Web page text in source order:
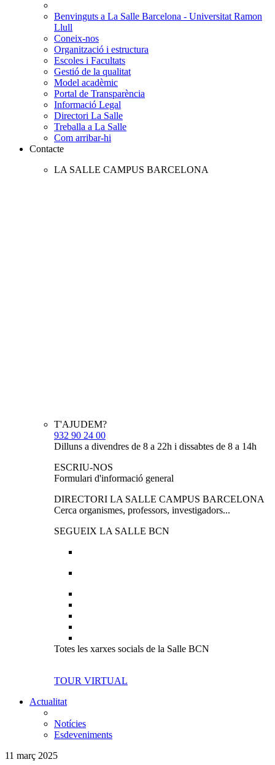
Benvinguts a La Salle Barcelona - Universitat Ramon
Llull
Coneix-nos
Organització i estructura
Escoles i Facultats
Gestió de la qualitat
Model acadèmic
Portal de Transparència
Informació Legal
Directori La Salle
Treballa a La Salle
Com arribar-hi
Contacte
LA SALLE CAMPUS BARCELONA
T'AJUDEM?
932 90 24 00
Dilluns a divendres de 8 a 22h i dissabtes de 8 a 14h
ESCRIU-NOS
Formulari d'informació general
DIRECTORI LA SALLE CAMPUS BARCELONA
Cerca organismes, professors, investigadors...
SEGUEIX LA SALLE BCN
Totes les xarxes socials de la Salle BCN
TOUR VIRTUAL
Actualitat
Notícies
Esdeveniments
11 març 2025